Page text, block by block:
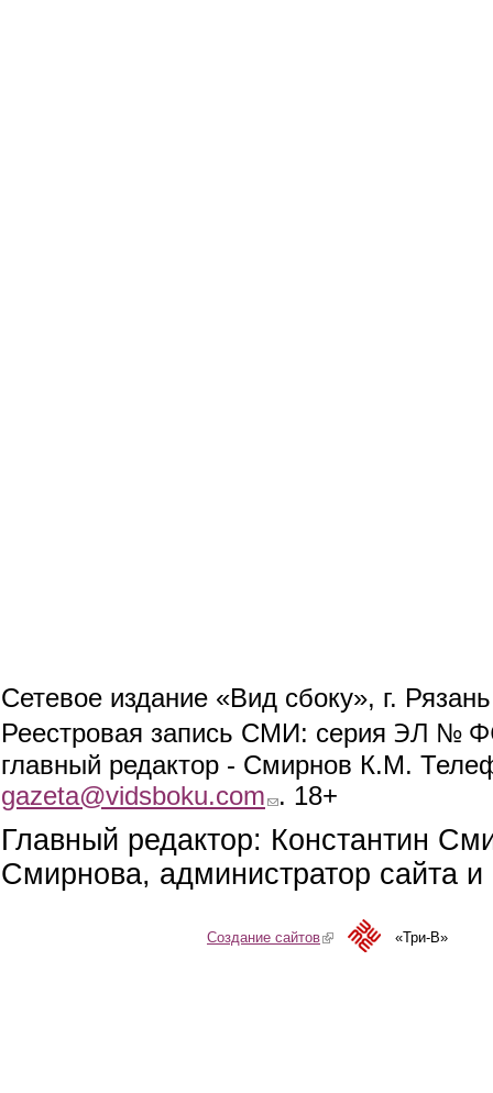
Сетевое издание «Вид сбоку», г.
Реестровая запись СМИ: серия ЭЛ №
главный редактор - Смирнов К.М.
gazeta@vidsboku.com (link sends e-mail)
. 18+
Главный редактор: Константин
Смирнова, администратор сайта
Создание сайтов(link is external)«Три-В»